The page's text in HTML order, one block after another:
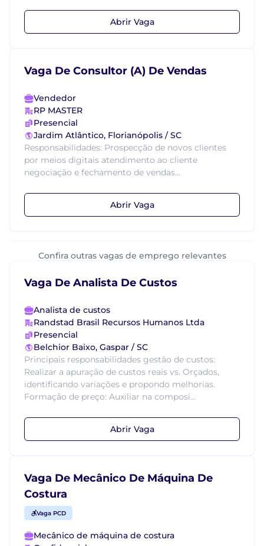
Abrir Vaga
Vaga De Consultor (A) De Vendas
Vendedor
RP MASTER
Presencial
Jardim Atlântico, Florianópolis / SC
Responsabilidades: Prospecção de novos clientes
por meios digitais atendimento ao cliente
negociação e fechamento de vendas...
Abrir Vaga
Confira outras vagas de emprego relevantes
Vaga De Analista De Custos
Analista de custos
Randstad Brasil Recursos Humanos Ltda
Presencial
Belchior Baixo, Gaspar / SC
Principais responsabilidades gestão de custos:
Realizar a apuração de custos reais vs. Orçados,
identificando variações e propondo melhorias.
Formação de preço: Auxiliar na composi...
Abrir Vaga
Vaga De Mecânico De Máquina De
Costura
Vaga PCD
Mecânico de máquina de costura